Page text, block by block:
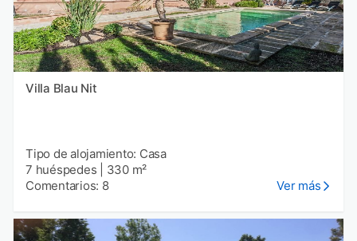
Villa Blau Nit
Tipo de alojamiento: Casa
7 huéspedes
330 m²
Comentarios: 8
Ver más